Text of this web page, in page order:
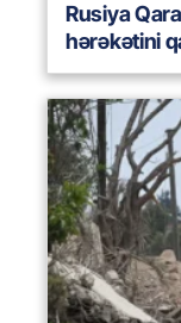
Rusiya
hərəkətini